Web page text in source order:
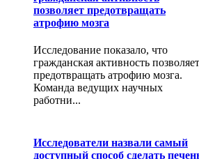
позволяет предотвращать
атрофию мозга
Исследование показало, что
гражданская активность позволяет
предотвращать атрофию мозга.
Команда ведущих научных
работни...
Исследователи назвали самый
доступный способ сделать